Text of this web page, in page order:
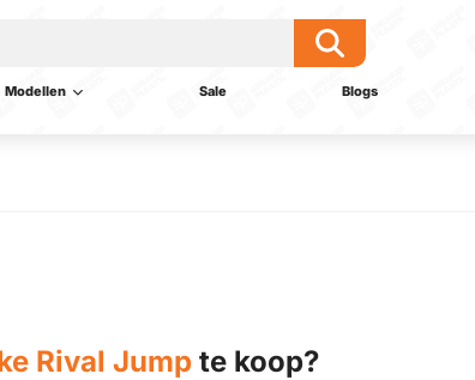
Modellen Sale Blogs
Rival Jump te koop?